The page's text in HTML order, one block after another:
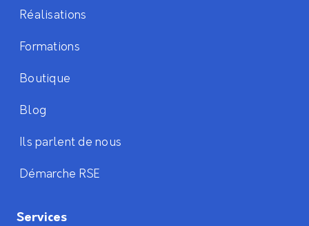
Réalisations
Formations
Boutique
Blog
Ils parlent de nous
Démarche RSE
Services